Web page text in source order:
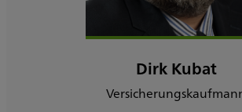
Dirk Kubat